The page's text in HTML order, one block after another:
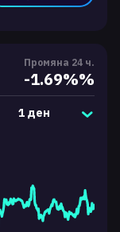
Промяна 24 ч.
-1.69%%
1 ден